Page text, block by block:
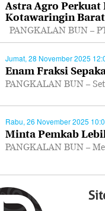
Astra Agro Perkuat
Kotawaringin
PANGKALAN BUN –
Jumat, 28 November 2025
Enam Fraksi
PANGKALAN BUN –
Rabu, 26 November 2025
Minta Pemkab
PANGKALAN BUN –